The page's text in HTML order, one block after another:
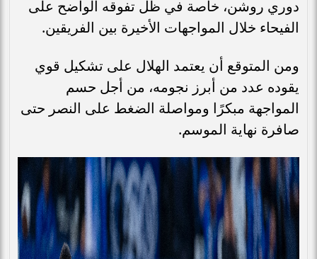
دوري روشن، خاصة في ظل تفوقه الواضح على
الفيحاء خلال المواجهات الأخيرة بين الفريقين.
ومن المتوقع أن يعتمد الهلال على تشكيل قوي
يقوده عدد من أبرز نجومه، من أجل حسم
المواجهة مبكرًا ومواصلة الضغط على النصر حتى
صافرة نهاية الموسم.